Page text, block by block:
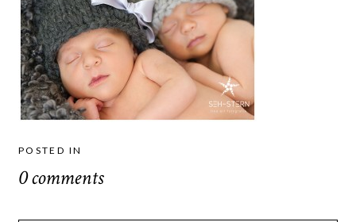
POSTED IN
0 comments